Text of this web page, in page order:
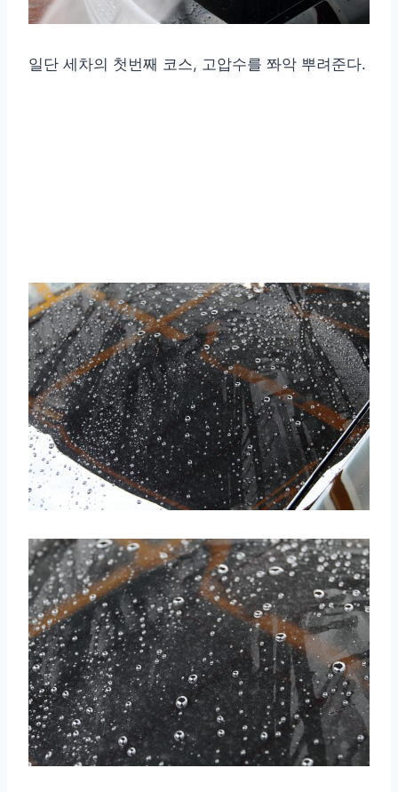
일단 세차의 첫번째 코스, 고압수를 쫘악 뿌려준다.